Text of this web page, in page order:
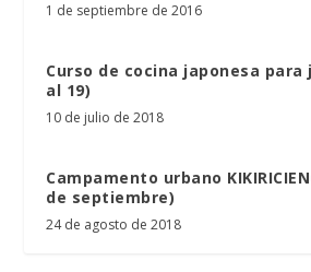
1 de septiembre de 2016
Curso de cocina japonesa para
al 19)
10 de julio de 2018
Campamento urbano
de septiembre)
24 de agosto de 2018